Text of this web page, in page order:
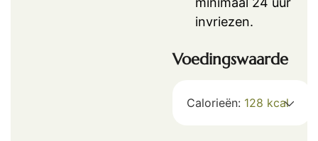
invriezen.
Voedingswaarde
Calorieën: 128 kcal